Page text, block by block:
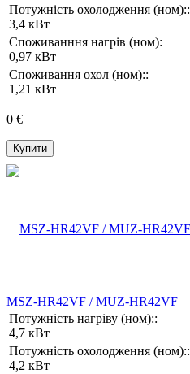
Потужність охолодження (ном)::
3,4 кВт
Споживанння нагрів (ном):
0,97 кВт
Споживання охол (ном)::
1,21 кВт
0 €
Купити
MSZ-HR42VF / MUZ-HR42VF
Потужність нагріву (ном)::
4,7 кВт
Потужність охолодження (ном)::
4,2 кВт